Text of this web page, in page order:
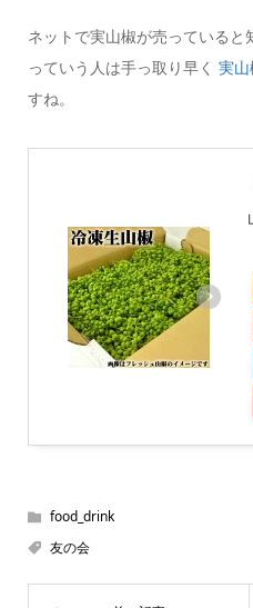
ネットで実山椒が売っている
っていう人は手っ取り早く 実
すね。
food_drink
友の会